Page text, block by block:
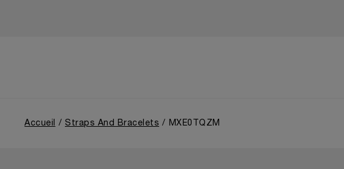
Accueil Straps And Bracelets MXE0TQZM